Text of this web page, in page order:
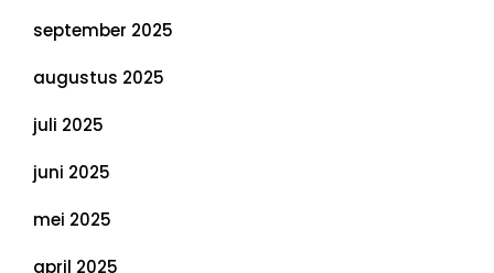
september 2025
augustus 2025
juli 2025
juni 2025
mei 2025
april 2025